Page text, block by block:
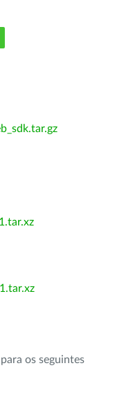
os seguintes